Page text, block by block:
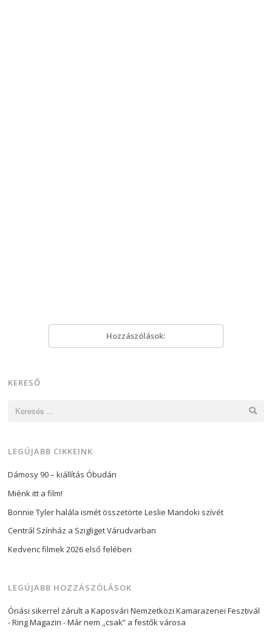
Hozzászólások:
KERESŐ
Keresés:
LEGÚJABB CIKKEINK
Dámosy 90 – kiállítás Óbudán
Miénk itt a film!
Bonnie Tyler halála ismét összetörte Leslie Mandoki szívét
Centrál Színház a Szigliget Várudvarban
Kedvenc filmek 2026 első felében
LEGÚJABB HOZZÁSZÓLÁSOK
Óriási sikerrel zárult a Kaposvári Nemzetközi Kamarazenei Fesztivál
- Ring Magazin -Már nem ,,csak” a festők városa